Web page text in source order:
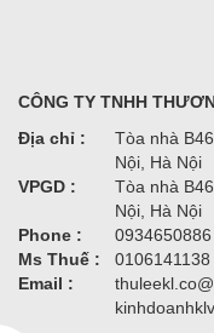
CÔNG TY TNHH
Địa chỉ :
Tòa nhà
Nội, Hà Nội
VPGD :
Tòa nhà
Nội, Hà Nội
Phone :
Ms Thuế :
0106141138
Email :